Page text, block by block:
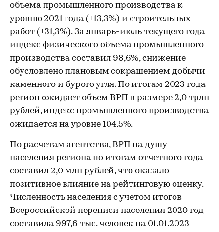
объема промышленного производства к
уровню 2021 года (+13,3%) и строительных
работ (+31,3%). За январь-июль текущего года
индекс физического объема промышленного
производства составил 98,6%, снижение
обусловлено плановым сокращением добычи
каменного и бурого угля. По итогам 2023 года
регион ожидает объем ВРП в размере 2,0 трлн
рублей, индекс промышленного производства
ожидается на уровне 104,5%.
По расчетам агентства, ВРП на душу
населения региона по итогам отчетного года
составил 2,0 млн рублей, что оказало
позитивное влияние на рейтинговую оценку.
Численность населения с учетом итогов
Всероссийской переписи населения 2020 год
составила 997,6 тыс. человек на 01.01.2023